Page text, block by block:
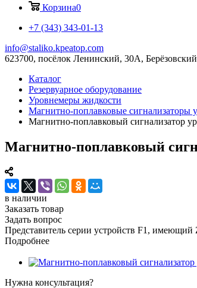
Корзина0
+7 (343) 343-01-13
info@staliko.kpeatop.com
623700, посёлок Ленинский, 30А,
Каталог
Резервуарное оборудование
Уровнемеры жидкости
Магнитно-поплавковые сигнализаторы
Магнитно-поплавковый сигнализатор
Магнитно-поплавковый
в наличии
Заказать товар
Задать вопрос
Представитель серии устройств F1,
Подробнее
Нужна консультация?